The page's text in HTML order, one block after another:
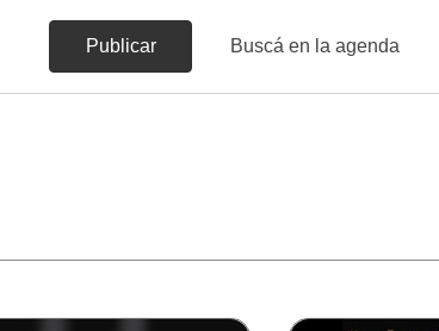
Publicar Buscá en la agenda